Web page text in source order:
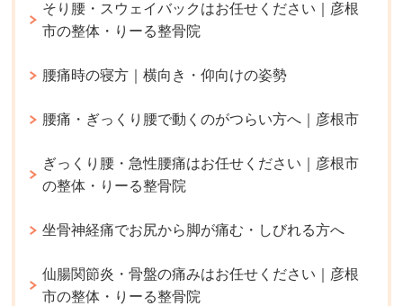
そり腰・スウェイバックはお任せください｜彦根
市の整体・りーる整骨院
腰痛時の寝方｜横向き・仰向けの姿勢
腰痛・ぎっくり腰で動くのがつらい方へ｜彦根市
ぎっくり腰・急性腰痛はお任せください｜彦根市
の整体・りーる整骨院
坐骨神経痛でお尻から脚が痛む・しびれる方へ
仙腸関節炎・骨盤の痛みはお任せください｜彦根
市の整体・りーる整骨院